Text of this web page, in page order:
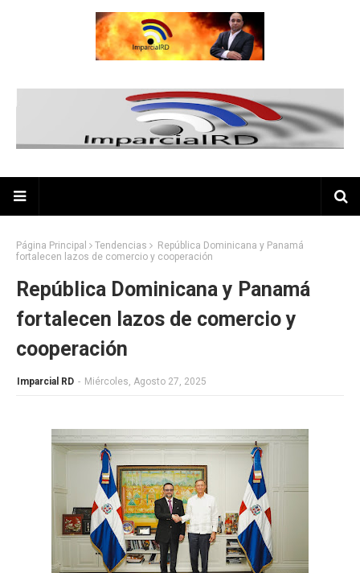
Página Principal Tendencias
República Dominicana y Panamá
fortalecen lazos de comercio y cooperación
República Dominicana y Panamá
fortalecen lazos de comercio y
cooperación
Imparcial RD - Miércoles, Agosto 27, 2025